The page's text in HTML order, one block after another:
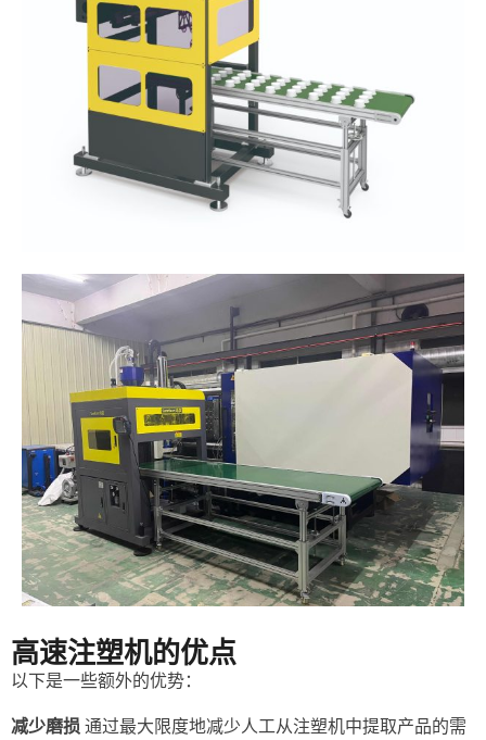
高速注塑机的优点
以下是一些额外的优势：
减少磨损通过最大限度地减少人工从注塑机中提取产品的需